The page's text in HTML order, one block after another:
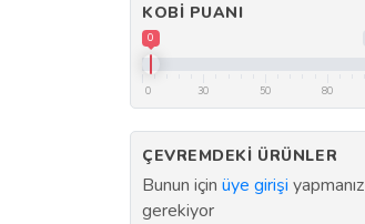
KOBI PUANI
0
0 30 50 80
ÇEVREMDEKI ÜRÜNLER
Bunun için üye girişi yapmanız
gerekiyor